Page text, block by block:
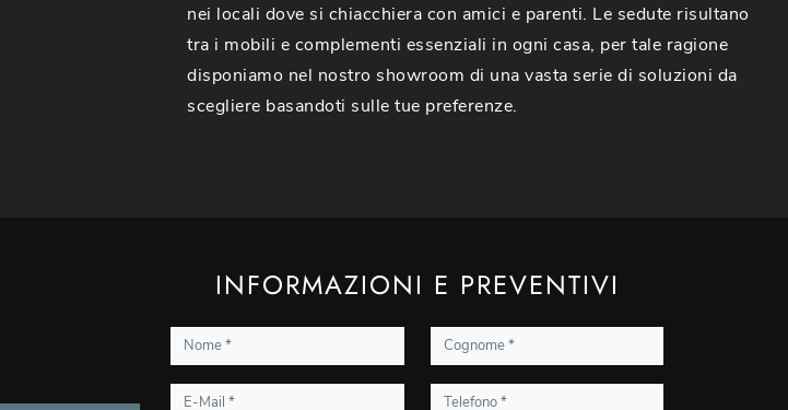
nei locali dove si chiacchiera con amici e parenti. Le sedute risultano
tra i mobili e complementi essenziali in ogni casa, per tale ragione
disponiamo nel nostro showroom di una vasta serie di soluzioni da
scegliere basandoti sulle tue preferenze.
INFORMAZIONI E PREVENTIVI